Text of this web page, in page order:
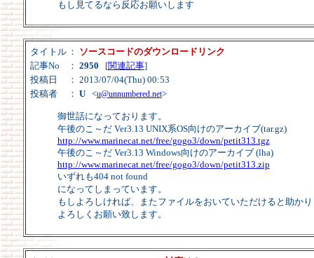
もし見てるなら反応お願いします
タイトル ： ソースコードのダウンロードリンク
記事No
： 2950 [関連記事]
投稿日
： 2013/07/04(Thu) 00:53
投稿者
： U<u@unnumbered.net>
御世話になっております。
午後のこ～だ Ver3.13 UNIX系OS向けのアーカイブ(tar.gz)
http://www.marinecat.net/free/gogo3/down/petit313.tgz
午後のこ～だ Ver3.13 Windows向けのアーカイブ (lha)
http://www.marinecat.net/free/gogo3/down/petit313.zip
いずれも404 not found
になってしまっています。
もしよろしければ、またファイルをおいていただけると助か
よろしくお願い致します。